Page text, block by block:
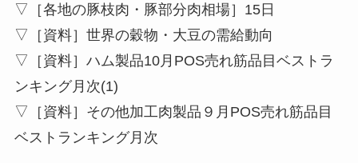
▽［各地の豚枝肉・豚部分肉相場］15日
▽［資料］世界の穀物・大豆の需給動向
▽［資料］ハム製品10月POS売れ筋品目ベストラ
ンキング月次(1)
▽［資料］その他加工肉製品９月POS売れ筋品目
ベストランキング月次